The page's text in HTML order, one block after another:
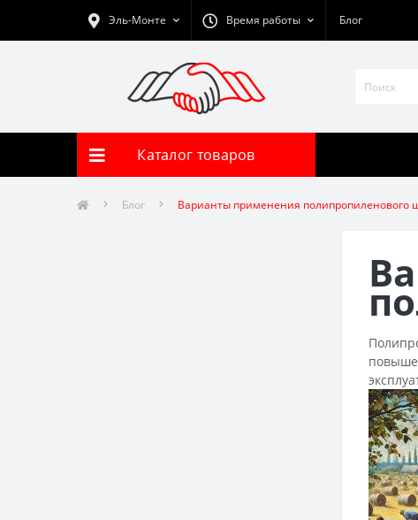
Эль-Монте Время работы Блог
Каталог товаров
Блог Варианты применения полипропиленового